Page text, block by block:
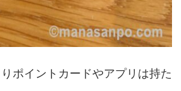
ポイントカードやアプリは持た